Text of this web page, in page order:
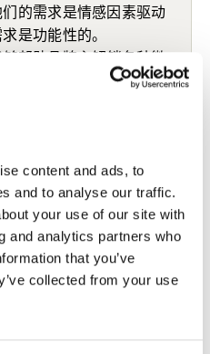
content and ads, to
and to analyse our traffic.
your use of our site with
and analytics partners who
that you’ve
collected from your use
的需求是情感因素驱动
是功能性的。
大的心理分析框架，在
，帮助品牌实现更强烈
问题：
, 提高品牌的无法抗拒
者需求等待开发？